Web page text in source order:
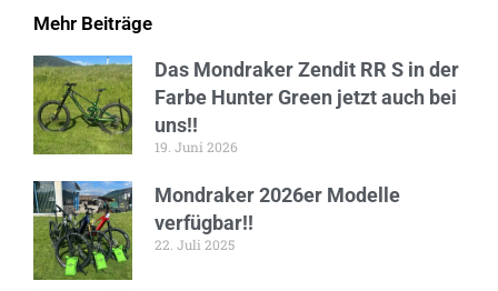
Mehr Beiträge
Das Mondraker Zendit RR S in der
Farbe Hunter Green jetzt auch bei
uns!!
19. Juni 2026
Mondraker 2026er Modelle
verfügbar!!
22. Juli 2025